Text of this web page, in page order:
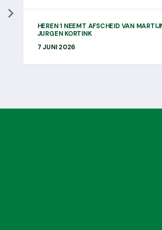
HEREN 1 NEEMT AFSCHEID VAN
JURGEN KORTINK
7 JUNI 2026